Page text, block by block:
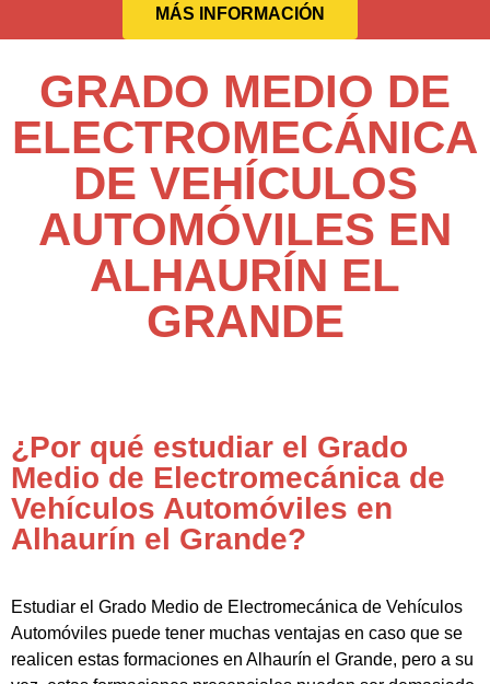
MÁS INFORMACIÓN
GRADO MEDIO DE
ELECTROMECÁNICA
DE VEHÍCULOS
AUTOMÓVILES EN
ALHAURÍN EL
GRANDE
¿Por qué estudiar el Grado
Medio de Electromecánica de
Vehículos Automóviles en
Alhaurín el Grande?
Estudiar el Grado Medio de Electromecánica de Vehículos
Automóviles puede tener muchas ventajas en caso que se
realicen estas formaciones en Alhaurín el Grande, pero a su